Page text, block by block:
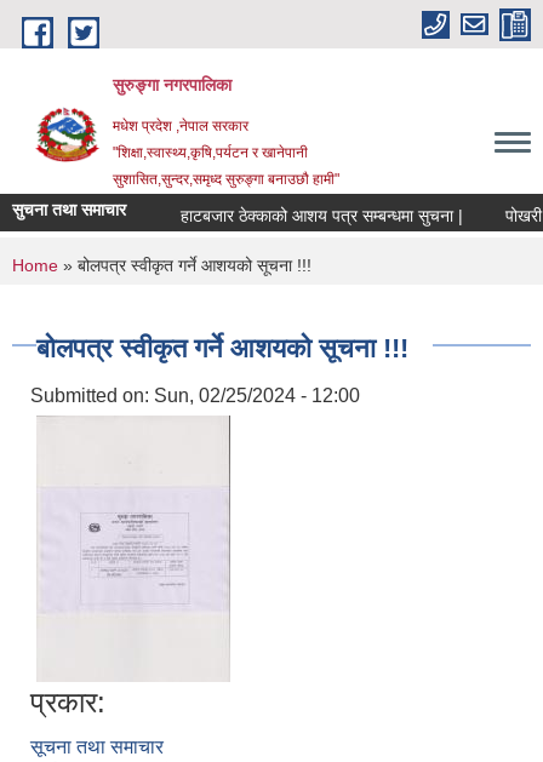
Skip to main content
सुरुङ्‍गा नगरपालिका
मधेश प्रदेश ,नेपाल सरकार
"शिक्षा,स्वास्थ्य,कृषि,पर्यटन र खानेपानी
सुशासित,सुन्दर,समृध्द सुरुङ्गा बनाउछौ हामी"
सुचना तथा समाचार हाटबजार ठेक्काको आशय पत्र सम्बन्धमा सुचना | पोखरी
You are here
Home » बोलपत्र स्वीकृत गर्ने आशयको सूचना !!!
बोलपत्र स्वीकृत गर्ने आशयको सूचना !!!
Submitted on: Sun, 02/25/2024 - 12:00
प्रकार:
सूचना तथा समाचार